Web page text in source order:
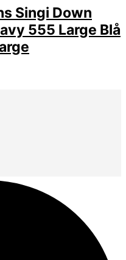
Singi Down
555 Large Blå